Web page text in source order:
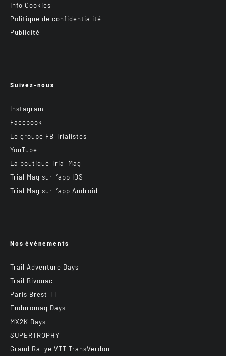
Info Cookies
Politique de confidentialité
Publicité
Suivez-nous
Instagram
Facebook
Le groupe FB Trialistes
YouTube
La boutique Trial Mag
Trial Mag sur l’app IOS
Trial Mag sur l’app Android
Nos événements
Trail Adventure Days
Trail Bivouac
Paris Brest TT
Enduromag Days
MX2K Days
SUPERTROPHY
Grand Rallye VTT TransVerdon